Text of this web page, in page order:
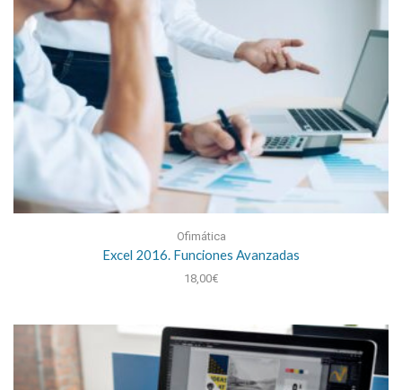
Ofimática
Excel 2016. Funciones Avanzadas
18,00€